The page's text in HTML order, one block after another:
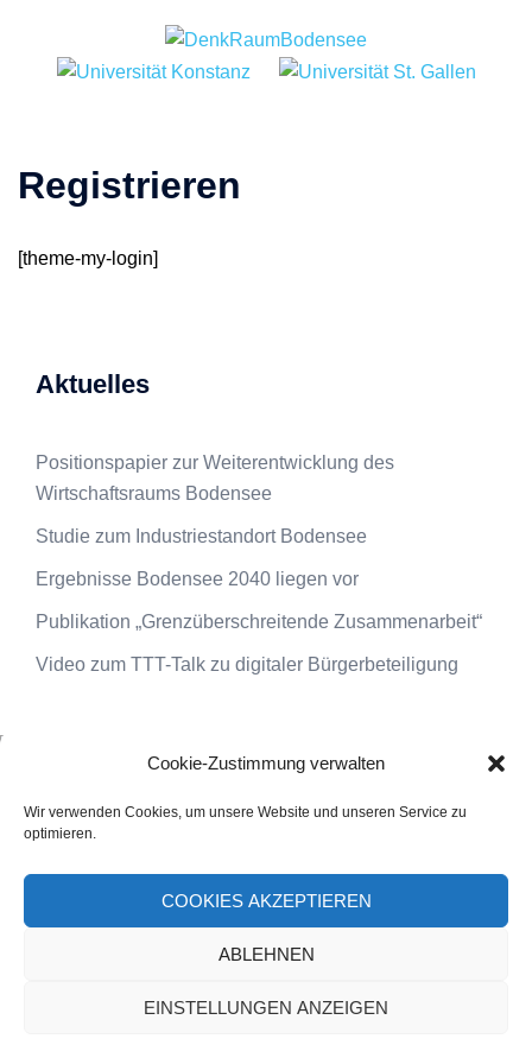
Cookie-Zustimmung verwalten
Wir verwenden Cookies, um unsere Website und unseren Service zu
optimieren.
COOKIES AKZEPTIEREN
ABLEHNEN
EINSTELLUNGEN ANZEIGEN
springen
Registrieren
[theme-my-login]
Aktuelles
Positionspapier zur Weiterentwicklung des
Wirtschaftsraums Bodensee
Studie zum Industriestandort Bodensee
Ergebnisse Bodensee 2040 liegen vor
Publikation „Grenzüberschreitende Zusammenarbeit“
Video zum TTT-Talk zu digitaler Bürgerbeteiligung
Impressum |Datenschutz